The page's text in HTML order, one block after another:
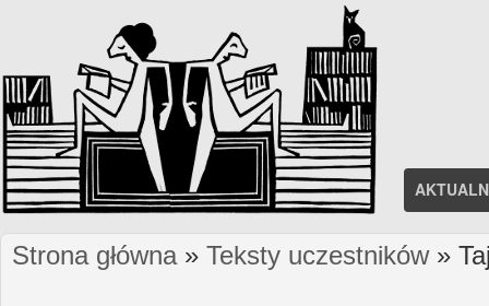
Jesteś tutaj
Strona główna» Teksty uczestników»